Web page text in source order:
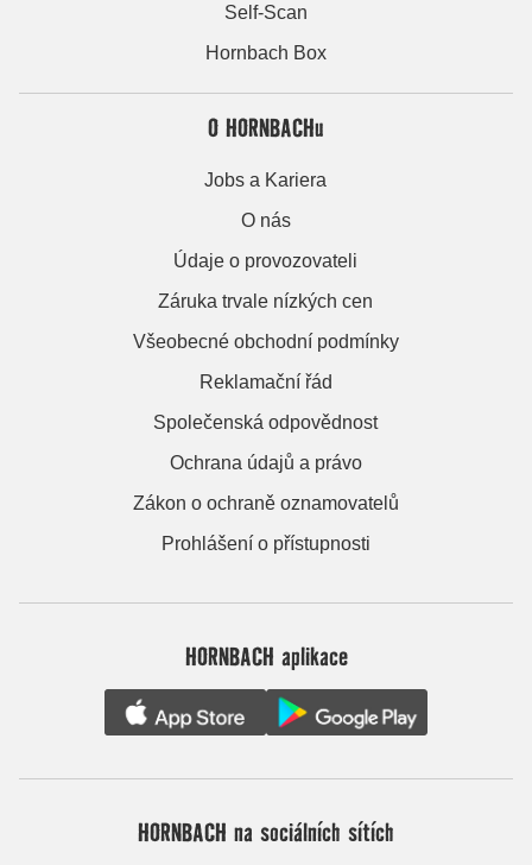
Self-Scan
Hornbach Box
O HORNBACHu
Jobs a Kariera
O nás
Údaje o provozovateli
Záruka trvale nízkých cen
Všeobecné obchodní podmínky
Reklamační řád
Společenská odpovědnost
Ochrana údajů a právo
Zákon o ochraně oznamovatelů
Prohlášení o přístupnosti
HORNBACH aplikace
HORNBACH na sociálních sítích